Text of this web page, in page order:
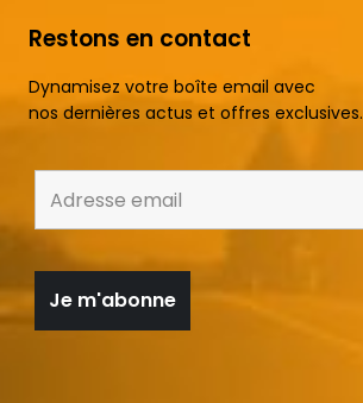
Restons en contact
Dynamisez votre boîte email avec
nos dernières actus et offres exclusives.